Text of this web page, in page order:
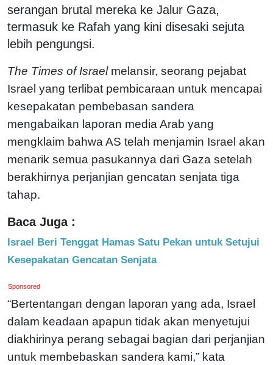
serangan brutal mereka ke Jalur Gaza,
termasuk ke Rafah yang kini disesaki sejuta
lebih pengungsi.
The Times of Israelmelansir, seorang pejabat
Israel yang terlibat pembicaraan untuk mencapai
kesepakatan pembebasan sandera
mengabaikan laporan media Arab yang
mengklaim bahwa AS telah menjamin Israel akan
menarik semua pasukannya dari Gaza setelah
berakhirnya perjanjian gencatan senjata tiga
tahap.
Baca Juga :
Israel Beri Tenggat Hamas Satu Pekan untuk Setujui
Kesepakatan Gencatan Senjata
Sponsored
“Bertentangan dengan laporan yang ada, Israel
dalam keadaan apapun tidak akan menyetujui
diakhirinya perang sebagai bagian dari perjanjian
untuk membebaskan sandera kami,” kata